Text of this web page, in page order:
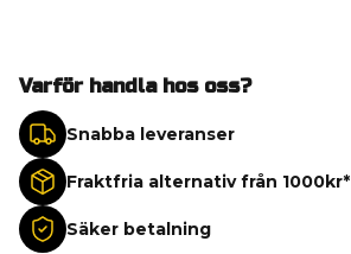
Varför handla hos oss?
Snabba leveranser
Fraktfria alternativ från 1000kr*
Säker betalning